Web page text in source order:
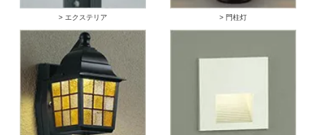
> エクステリア > 門柱灯